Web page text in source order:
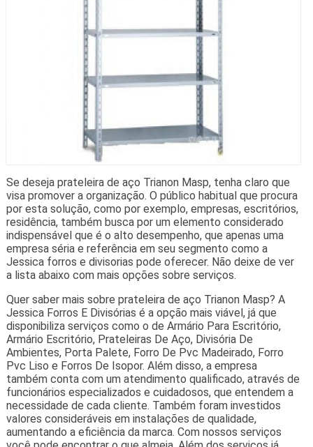
Se deseja prateleira de aço Trianon Masp, tenha claro que
visa promover a organização. O público habitual que procura
por esta solução, como por exemplo, empresas, escritórios,
residência, também busca por um elemento considerado
indispensável que é o alto desempenho, que apenas uma
empresa séria e referência em seu segmento como a
Jessica forros e divisorias pode oferecer. Não deixe de ver
a lista abaixo com mais opções sobre serviços.
Quer saber mais sobre prateleira de aço Trianon Masp? A
Jessica Forros E Divisórias é a opção mais viável, já que
disponibiliza serviços como o de Armário Para Escritório,
Armário Escritório, Prateleiras De Aço, Divisória De
Ambientes, Porta Palete, Forro De Pvc Madeirado, Forro
Pvc Liso e Forros De Isopor. Além disso, a empresa
também conta com um atendimento qualificado, através de
funcionários especializados e cuidadosos, que entendem a
necessidade de cada cliente. Também foram investidos
valores consideráveis em instalações de qualidade,
aumentando a eficiência da marca. Com nossos serviços